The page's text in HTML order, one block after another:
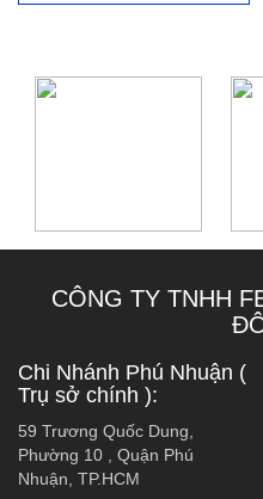
CÔNG TY TNHH
Chi Nhánh Phú Nhuận (
Trụ sở chính ):
59 Trương Quốc Dung,
Phường 10 , Quận Phú
Nhuận, TP.HCM